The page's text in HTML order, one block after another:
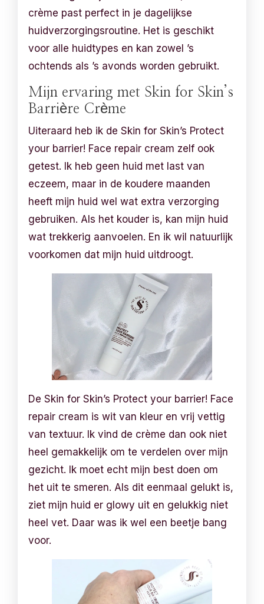
crème past perfect in je dagelijkse
huidverzorgingsroutine. Het is geschikt
voor alle huidtypes en kan zowel ’s
ochtends als ’s avonds worden gebruikt.
Mijn ervaring met Skin for Skin’s
Barrière Crème
Uiteraard heb ik de Skin for Skin’s Protect
your barrier! Face repair cream zelf ook
getest. Ik heb geen huid met last van
eczeem, maar in de koudere maanden
heeft mijn huid wel wat extra verzorging
gebruiken. Als het kouder is, kan mijn huid
wat trekkerig aanvoelen. En ik wil natuurlijk
voorkomen dat mijn huid uitdroogt.
De Skin for Skin’s Protect your barrier! Face
repair cream is wit van kleur en vrij vettig
van textuur. Ik vind de crème dan ook niet
heel gemakkelijk om te verdelen over mijn
gezicht. Ik moet echt mijn best doen om
het uit te smeren. Als dit eenmaal gelukt is,
ziet mijn huid er glowy uit en gelukkig niet
heel vet. Daar was ik wel een beetje bang
voor.